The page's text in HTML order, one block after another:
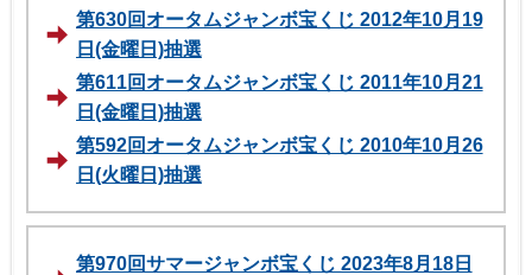
第630回オータムジャンボ宝くじ 2012年10月19
日(金曜日)抽選
第611回オータムジャンボ宝くじ 2011年10月21
日(金曜日)抽選
第592回オータムジャンボ宝くじ 2010年10月26
日(火曜日)抽選
第970回サマージャンボ宝くじ 2023年8月18日